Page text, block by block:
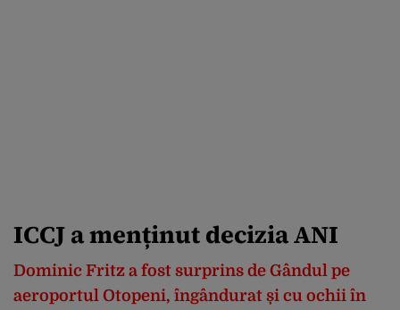
ICCJ a menținut decizia ANI
Dominic Fritz a fost surprins de Gândul pe
aeroportul Otopeni, îngândurat și cu ochii în